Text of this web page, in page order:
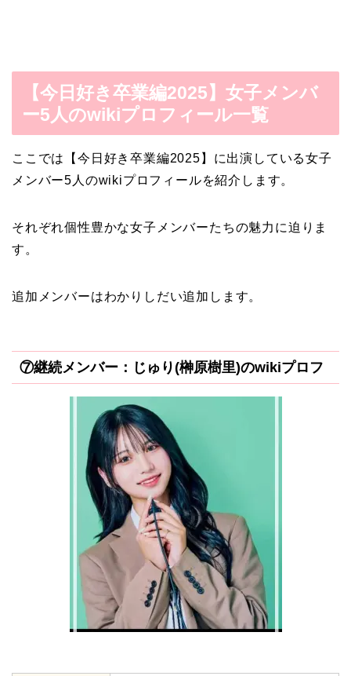
【今日好き卒業編2025】女子メンバ
ー5人のwikiプロフィール一覧
ここでは【今日好き卒業編2025】に出演している女子
メンバー5人のwikiプロフィールを紹介します。
それぞれ個性豊かな女子メンバーたちの魅力に迫りま
す。
追加メンバーはわかりしだい追加します。
⑦継続メンバー：じゅり(榊原樹里)のwikiプロフ